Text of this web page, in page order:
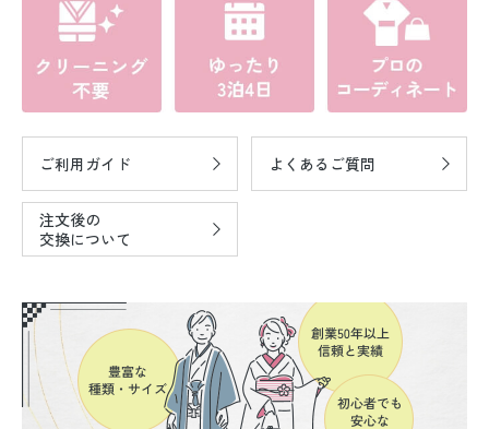
ご利用ガイド よくあるご質問
注文後の
交換について